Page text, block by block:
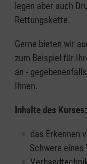
legen aber auch
Rettungskette.
Gerne bieten wir
zum Beispiel für
an -
Ihnen.
Inhalte des Kurses:
das Erkennen
Schwere